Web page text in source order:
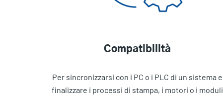
Compatibilità
Per sincronizzarsi con i PC o i PLC di un sistema e
finalizzare i processi di stampa, i motori o i moduli